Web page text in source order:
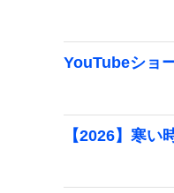
YouTubeショ
【2026】寒